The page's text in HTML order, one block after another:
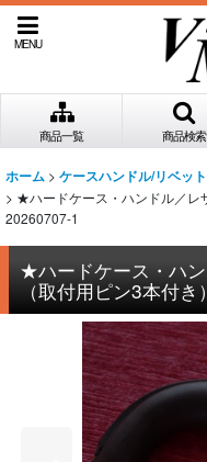
MENU
商品一覧 商品検索
ホーム > ケースハンドル/リベット
> ★ハードケース・ハンドル／レ
20260707-1
★ハードケース・ハ
（取付用ピン3本付